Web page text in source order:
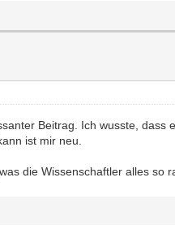
Beitrag. Ich wusste,
ist mir neu.
die Wissenschaftler alles so